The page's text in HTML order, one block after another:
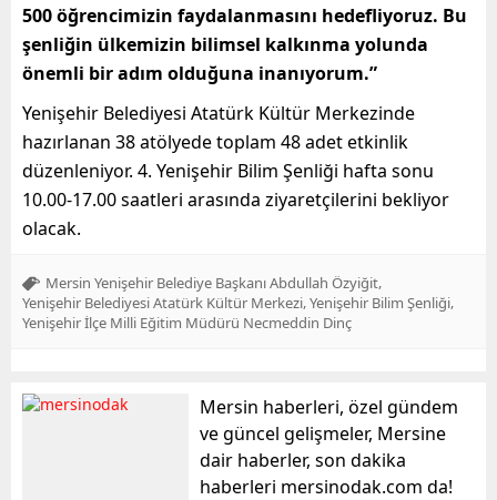
500 öğrencimizin faydalanmasını hedefliyoruz. Bu
şenliğin ülkemizin bilimsel kalkınma yolunda
önemli bir adım olduğuna inanıyorum.”
Yenişehir Belediyesi Atatürk Kültür Merkezinde
hazırlanan 38 atölyede toplam 48 adet etkinlik
düzenleniyor. 4. Yenişehir Bilim Şenliği hafta sonu
10.00-17.00 saatleri arasında ziyaretçilerini bekliyor
olacak.
Mersin Yenişehir Belediye Başkanı Abdullah Özyiğit
Yenişehir Belediyesi Atatürk Kültür Merkezi Yenişehir Bilim Şenliği
Yenişehir İlçe Milli Eğitim Müdürü Necmeddin Dinç
Mersin haberleri, özel gündem
ve güncel gelişmeler, Mersine
dair haberler, son dakika
haberleri mersinodak.com da!